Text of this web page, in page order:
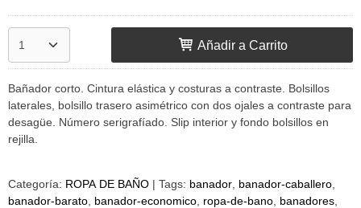
Añadir a Carrito
Bañador corto. Cintura elástica y costuras a contraste. Bolsillos
laterales, bolsillo trasero asimétrico con dos ojales a contraste para
desagüe. Número serigrafíado. Slip interior y fondo bolsillos en
rejilla.
Categoría: ROPA DE BAÑO | Tags: banador banador-caballero
banador-barato banador-economico ropa-de-bano banadores